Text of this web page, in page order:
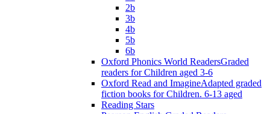
2b
3b
4b
5b
6b
Oxford Phonics World ReadersGraded
readers for Children aged 3-6
Oxford Read and ImagineAdapted graded
fiction books for Children. 6-13 aged
Reading Stars